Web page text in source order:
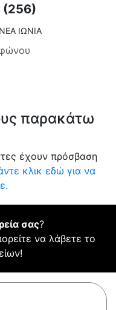
(256)
ΙΩΝΙΑ
παρακάτω
έχουν πρόσβαση
κλικ εδώ για να
σας?
να λάβετε το